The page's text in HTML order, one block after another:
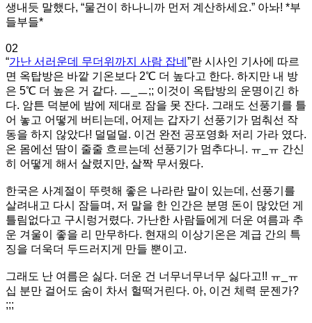
생내듯 말했다, “물건이 하나니까 먼저 계산하세요.” 아놔! *부
들부들*
02
“가난 서러운데 무더위까지 사람 잡네 ”란 시사인 기사에 따르
면 옥탑방은 바깥 기온보다 2℃ 더 높다고 한다. 하지만 내 방
은 5℃ 더 높은 거 같다. ㅡ_ㅡ;; 이것이 옥탑방의 운명이긴 하
다. 암튼 덕분에 밤에 제대로 잠을 못 잔다. 그래도 선풍기를 틀
어 놓고 어떻게 버티는데, 어제는 갑자기 선풍기가 멈춰선 작
동을 하지 않았다! 덜덜덜. 이건 완전 공포영화 저리 가라 였다.
온 몸에선 땀이 줄줄 흐르는데 선풍기가 멈추다니. ㅠ_ㅠ 간신
히 어떻게 해서 살렸지만, 살짝 무서웠다.
한국은 사계절이 뚜렷해 좋은 나라란 말이 있는데, 선풍기를
살려내고 다시 잠들며, 저 말을 한 인간은 분명 돈이 많았던 게
틀림없다고 구시렁거렸다. 가난한 사람들에게 더운 여름과 추
운 겨울이 좋을 리 만무하다. 현재의 이상기온은 계급 간의 특
징을 더욱더 두드러지게 만들 뿐이고.
그래도 난 여름은 싫다. 더운 건 너무너무너무 싫다고!! ㅠ_ㅠ
십 분만 걸어도 숨이 차서 헐떡거린다. 아, 이건 체력 문젠가?
;;;